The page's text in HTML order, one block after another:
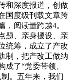
和深度报道，创做
国度级刊载文章跨
，阅读量跨越4。
题、亲身摆设、亲
统筹，成立了产改
制，把产改工做纳
成了“党委带领、
。五年来，我们